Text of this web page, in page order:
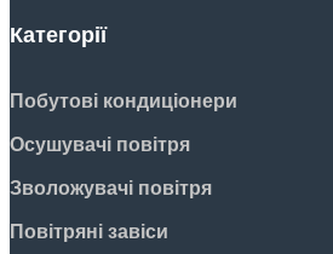
Категорії
Побутові кондиціонери
Осушувачі повітря
Зволожувачі повітря
Повітряні завіси